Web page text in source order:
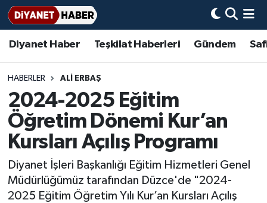
Diyanet Haber Teşkilat Haberleri Gündem
HABERLER ALİ ERBAŞ
2024-2025 Eğitim
Öğretim Dönemi Kur’an
Kursları Açılış Programı
Diyanet İşleri Başkanlığı Eğitim Hizmetleri Genel
Müdürlüğümüz tarafından Düzce'de "2024-
2025 Eğitim Öğretim Yılı Kur’an Kursları Açılış
Diyanet Haber
Teşkilat Haberleri
Adana Müftülüğü
Adıyaman Müftülüğü
Afyonkarahisar Müftülüğü
Ağrı Müftülüğü
Aksaray Müftülüğü
Amasya Müftülüğü
Gündem
#Keşfet
Bir Ayet
Bir Hikaye
Biyografiler
Dini kavramlar
Diyanet Bilgi
Diyanet Takvimi
Basında Bugün
DİYANET eKİTAP
Aile Dergisi
Aylık Dergi
İmam Hatip Okulları
Başmakale
Hadis-i Şerifler
Hayat Okumaları
Nöbetçi Eczaneler
Hava Durumu
Ankara Namaz Vakitleri
Trafik Durumu
Süper Lig Puan Durumu ve Fikstür
Tüm Manşetler